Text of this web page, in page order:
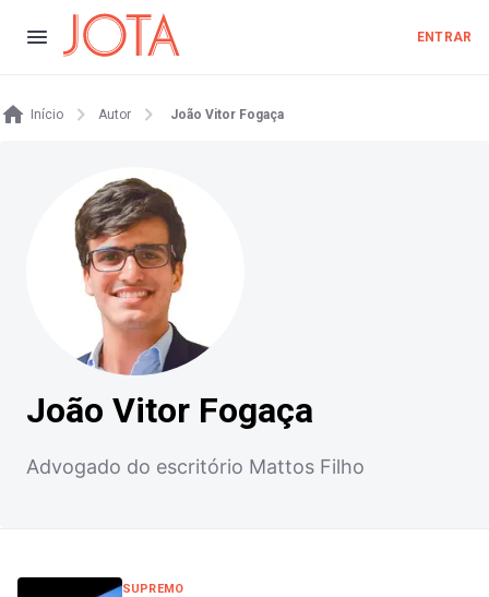
ENTRAR
Início Autor João Vitor Fogaça
João Vitor Fogaça
Advogado do escritório Mattos Filho
SUPREMO